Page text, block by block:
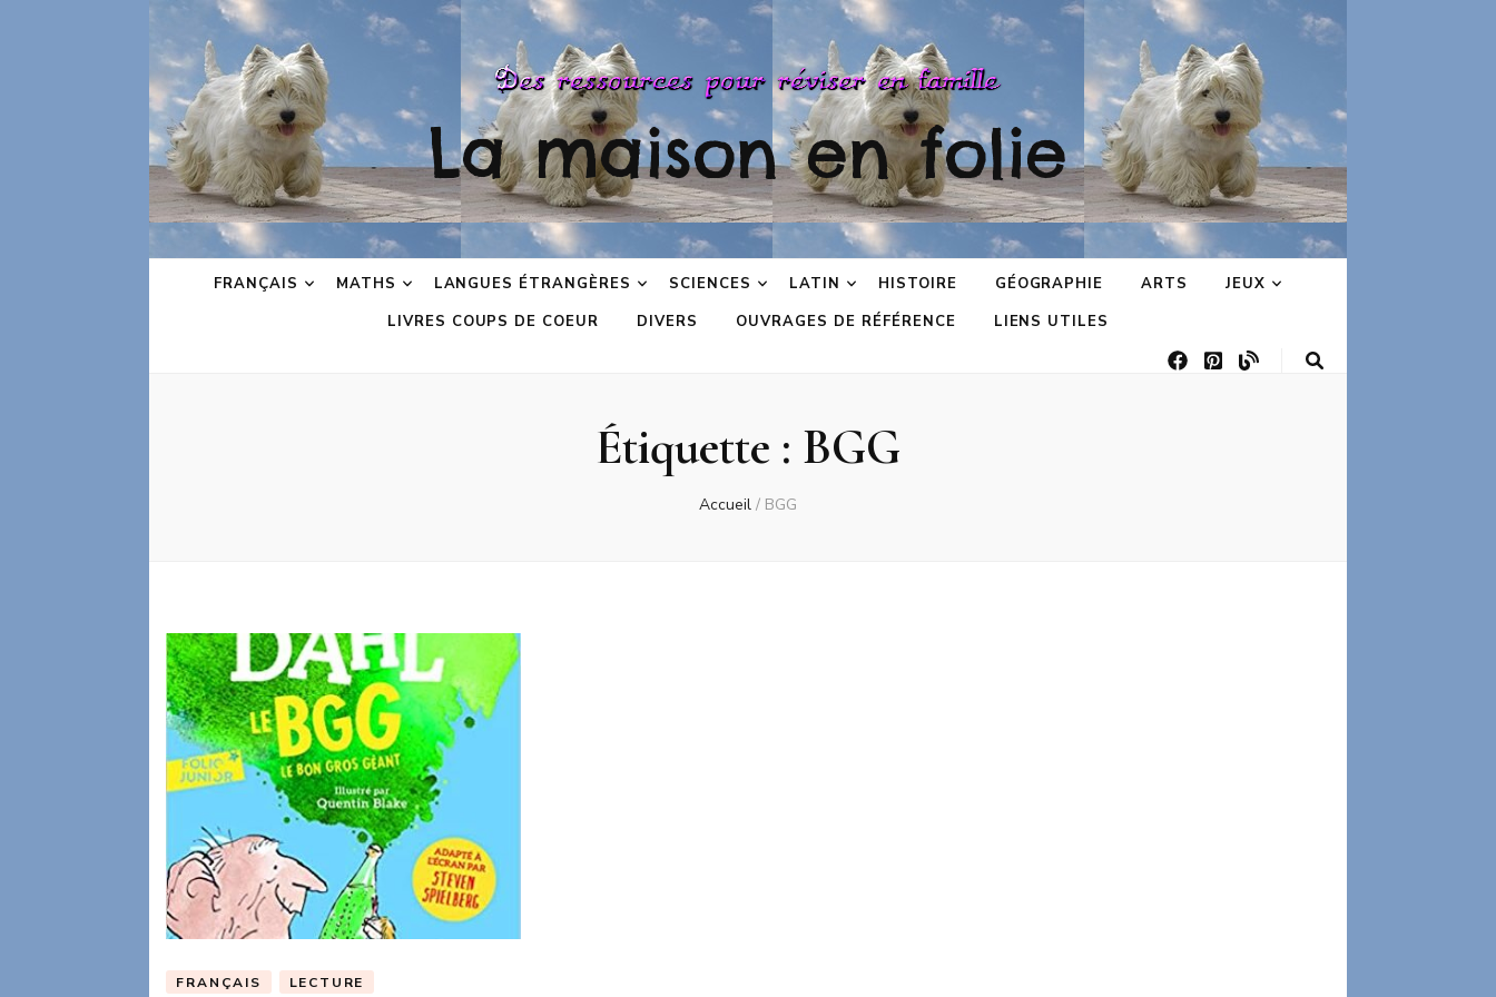
La maison en folie
FRANÇAIS MATHS LANGUES ÉTRANGÈRES SCIENCES LATIN HISTOIRE GÉOGRAPHIE ARTS
JEUX
LIVRES COUPS DE COEUR
DIVERS OUVRAGES DE RÉFÉRENCE LIENS UTILES
Étiquette : BGG
Accueil / BGG
FRANÇAIS LECTURE